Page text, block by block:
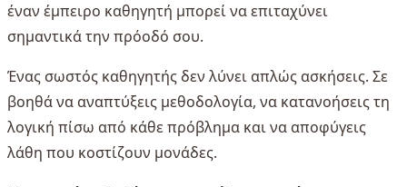
έναν έμπειρο καθηγητή μπορεί να επιταχύνει
σημαντικά την πρόοδό σου.
Ένας σωστός καθηγητής δεν λύνει απλώς ασκήσεις. Σε
βοηθά να αναπτύξεις μεθοδολογία, να κατανοήσεις τη
λογική πίσω από κάθε πρόβλημα και να αποφύγεις
λάθη που κοστίζουν μονάδες.